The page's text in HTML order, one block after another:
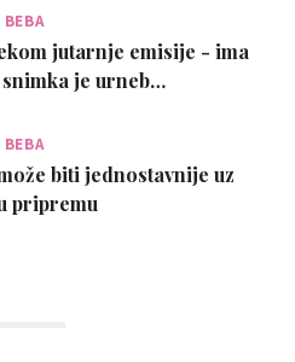
BEBA
jutarnje emisije - ima
snimka je urneb…
BEBA
biti jednostavnije uz
pripremu